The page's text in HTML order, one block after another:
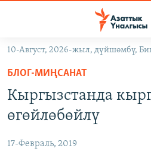
Навигацияга
өтүңүз
Издөөгө
салыңызКЫРГЫЗСТАН
ЭКОНОМИКА
ДҮЙНӨ
БОРБОР АЗИЯ
АТАЙЫН ИЛИКТӨӨ
10-Август, 2026-жыл, дүйшөмбү,
БЛОГ-МИҢСАНАТ
Кыргызстанда
өгөйлөбөйлү
17-Февраль, 2019